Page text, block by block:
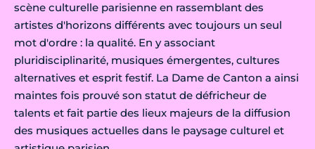
scène culturelle parisienne en rassemblant des
artistes d'horizons différents avec toujours un seul
mot d'ordre : la qualité. En y associant
pluridisciplinarité, musiques émergentes, cultures
alternatives et esprit festif. La Dame de Canton a ainsi
maintes fois prouvé son statut de défricheur de
talents et fait partie des lieux majeurs de la diffusion
des musiques actuelles dans le paysage culturel et